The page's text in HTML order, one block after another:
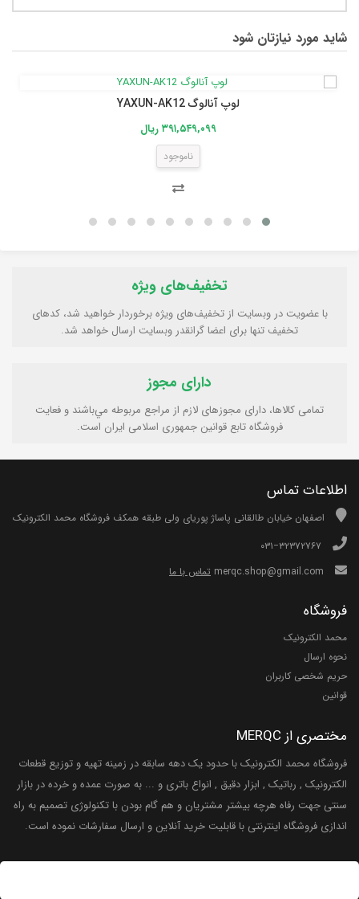
شاید مورد نیازتان شود
لوپ آنالوگ YAXUN-AK12
۳۹۱,۵۴۹,۰۹۹ ریال
ناموجود
تخفیف‌های ویژه
با عضویت در وبسایت از تخفیف‌های ویژه برخوردار خواهید شد، کدهای
تخفیف تنها برای اعضا گرانقدر وبسایت ارسال خواهد شد.
دارای مجوز
تمامی كالاها، دارای مجوزهای لازم از مراجع مربوطه مي‌باشند و فعایت
فروشگاه تابع قوانين جمهوری اسلامی ايران است.
اطلاعات تماس
اصفهان خیابان طالقانی پاساژ پوریای ولی طبقه همکف فروشگاه محمد الکترونیک
تماس با ما
فروشگاه
محمد الکترونیک
نحوه ارسال
حریم شخصی کاربران
قوانین
مختصری از MERQC
فروشگاه محمد الکترونیک با حدود یک دهه سابقه در زمینه تهیه و توزیع قطعات
الکترونیک , رباتیک , ابزار دقیق , انواع باتری و ... به صورت عمده و خرده در بازار
سنتی جهت رفاه هرچه بیشتر مشتریان و هم گام بودن با تکنولوژی تصمیم به راه
اندازی فروشگاه اینترنتی با قابلیت خرید آنلاین و ارسال سفارشات نموده است.